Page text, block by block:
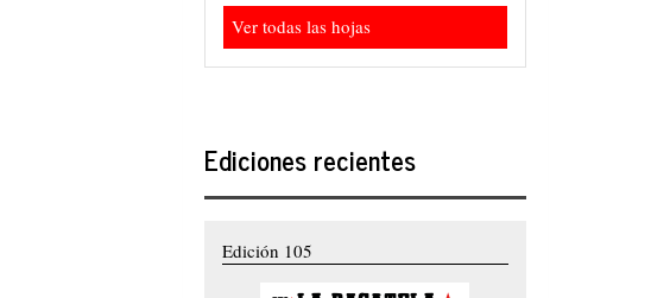
Ver todas las hojas
Ediciones recientes
Edición 105